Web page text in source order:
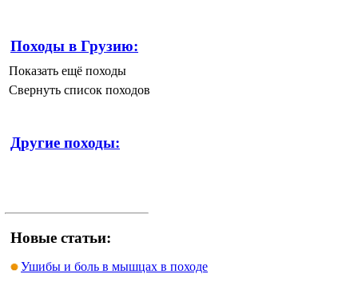
Походы в Грузию:
Показать ещё походы
Свернуть список походов
Другие походы:
Новые статьи:
Ушибы и боль в мышцах в походе